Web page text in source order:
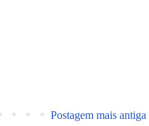
Postagem mais antiga